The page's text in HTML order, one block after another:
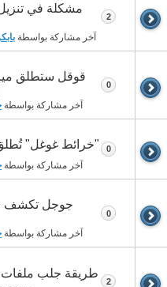
مشكلة في
آخر مشاركة بواسطة
2
آخر مشاركة بواسطة
0
"خرائط غوغل"
آخر مشاركة بواسطة
0
جوجل تكشف
آخر مشاركة بواسطة
0
2